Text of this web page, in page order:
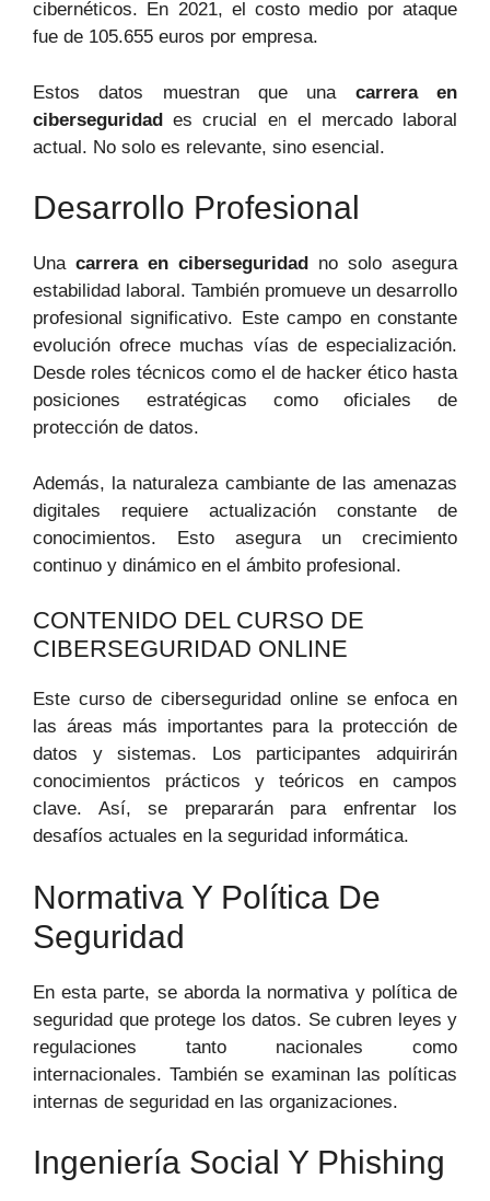
cibernéticos. En 2021, el costo medio por ataque
fue de 105.655 euros por empresa.
Estos datos muestran que una carrera en
ciberseguridad es crucial en el mercado laboral
actual. No solo es relevante, sino esencial.
Desarrollo Profesional
Una carrera en ciberseguridad
no solo asegura
estabilidad laboral. También promueve un desarrollo
profesional significativo. Este campo en constante
evolución ofrece muchas vías de especialización.
Desde roles técnicos como el de hacker ético hasta
posiciones estratégicas como oficiales de
protección de datos.
Además, la naturaleza cambiante de las amenazas
digitales requiere actualización constante de
conocimientos. Esto asegura un crecimiento
continuo y dinámico en el ámbito profesional.
CONTENIDO DEL CURSO DE
CIBERSEGURIDAD ONLINE
Este curso de ciberseguridad online se enfoca en
las áreas más importantes para la protección de
datos y sistemas. Los participantes adquirirán
conocimientos prácticos y teóricos en campos
clave. Así, se prepararán para enfrentar los
desafíos actuales en la seguridad informática.
Normativa Y Política De
Seguridad
En esta parte, se aborda la normativa y política de
seguridad que protege los datos. Se cubren leyes y
regulaciones tanto nacionales como
internacionales. También se examinan las políticas
internas de seguridad en las organizaciones.
Ingeniería Social Y Phishing